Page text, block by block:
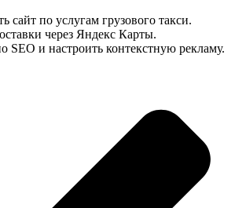
сайт по услугам грузового такси.
через Яндекс Карты.
SEO и настроить контекстную рекламу.